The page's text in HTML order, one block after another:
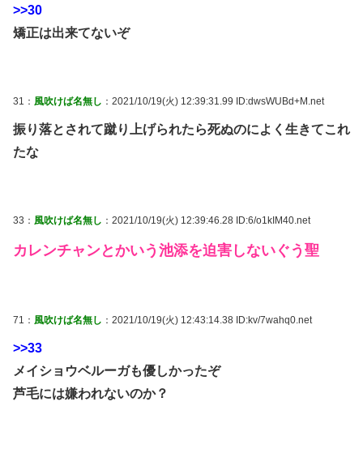
>>30
矯正は出来てないぞ
31： 風吹けば名無し ：2021/10/19(火) 12:39:31.99 ID:dwsWUBd+M.net
振り落とされて蹴り上げられたら死ぬのによく生きてこれ
たな
33： 風吹けば名無し ：2021/10/19(火) 12:39:46.28 ID:6/o1kIM40.net
カレンチャンとかいう池添を迫害しないぐう聖
71： 風吹けば名無し ：2021/10/19(火) 12:43:14.38 ID:kv/7wahq0.net
>>33
メイショウベルーガも優しかったぞ
芦毛には嫌われないのか？